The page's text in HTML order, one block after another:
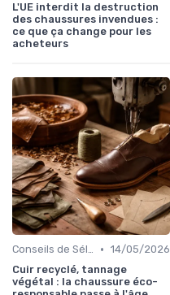
L'UE interdit la destruction
des chaussures invendues :
ce que ça change pour les
acheteurs
Conseils de Sélection • 14/05/2026
Cuir recyclé, tannage
végétal : la chaussure éco-